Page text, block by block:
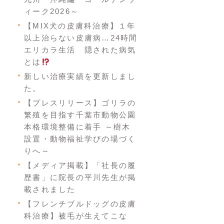
ィーク2026～
【MIX犬の皮膚科治療】１年
以上治らない皮膚病…24時間
エリカラ生活 隠された病気
とは
新しい治療実績を更新しまし
た。
【プレスリリース】ゴリラの
繁殖を目指す千葉市動物公園
本格環境整備に着手 ～樹木
設置・動物福祉学びの場づく
りへ～
【メディア掲載】「社長の履
歴書」に院長の平川先生が掲
載されました
【フレンチブルドッグの皮膚
科治療】被毛が生えてこな